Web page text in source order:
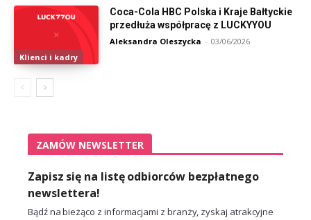
Klienci i kadry
Coca-Cola HBC Polska i Kraje Bałtyckie
przedłuża współpracę z LUCKYYOU
Aleksandra Oleszycka - 03/06/2026
ZAMÓW NEWSLETTER
Zapisz się na listę odbiorców bezpłatnego
newslettera!
Bądź na bieżąco z informacjami z branży, zyskaj atrakcyjne